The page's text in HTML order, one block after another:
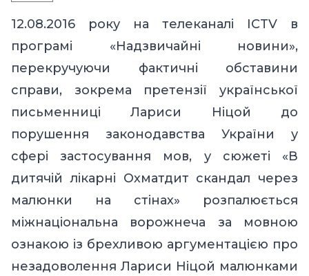
12.08.2016 року на телеканалі ICTV в
програмі «Надзвичайні новини»,
перекручуючи фактичні обставини
справи, зокрема претензії української
письменниці Лариси Ніцой до
порушення законодавства України у
сфері застосування мов, у сюжеті «В
дитячій лікарні Охматдит скандал через
малюнки на стінах» розпалюється
міжнаціональна ворожнеча за мовною
ознакою із брехливою аргументацією про
незадоволення Лариси Ніцой малюнками